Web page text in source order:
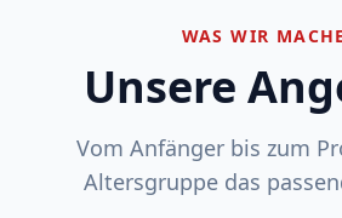
WAS WIR
Unsere
Vom Anfänger bis zum
Altersgruppe das